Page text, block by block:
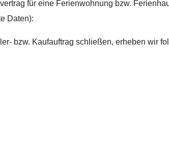
für eine Ferienwohnung bzw.
Daten):
bzw. Kaufauftrag schließen, erheben wir